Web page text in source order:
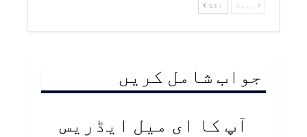
پچھلا اگلا
جواب شامل کریں
آپ کا ای میل ایڈریس